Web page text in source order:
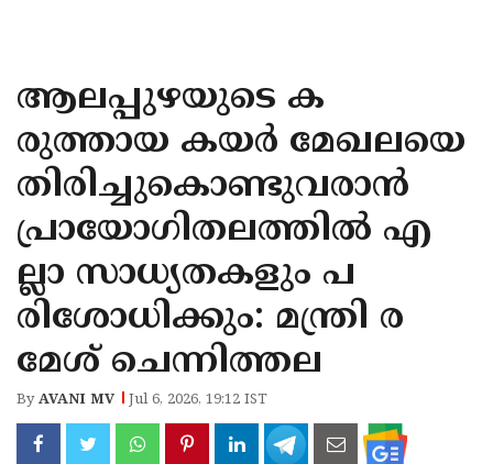
KANNUR
KASARAGOD
ആലപ്പുഴയുടെ ക
രുത്തായ കയർ മേഖലയെ
തിരിച്ചുകൊണ്ടുവരാൻ
പ്രായോഗിതലത്തിൽ എ
ല്ലാ സാധ്യതകളും പ
രിശോധിക്കും: മന്ത്രി ര
മേശ് ചെന്നിത്തല
ByAVANI MV Jul 6, 2026, 19:12 IST